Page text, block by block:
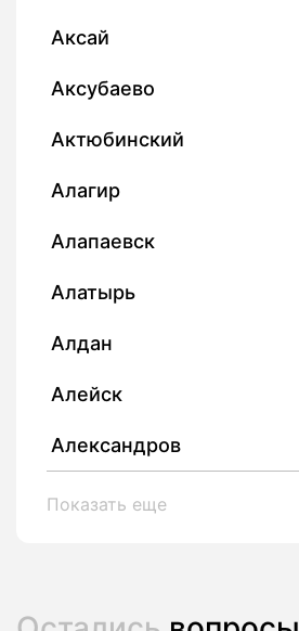
Аксай
Аксубаево
Актюбинский
Алагир
Алапаевск
Алатырь
Алдан
Алейск
Александров
Показать еще